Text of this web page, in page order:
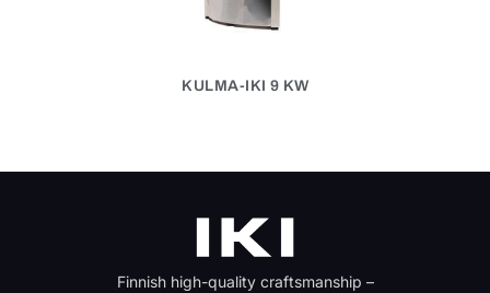
KULMA-IKI 9 KW
Finnish high-quality craftsmanship –